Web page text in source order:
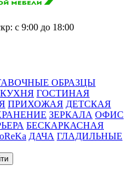
с 9:00 до 18:00
ОБРАЗЦЫ
КУХНЯ ГОСТИНАЯ
ПРИХОЖАЯ ДЕТСКАЯ
ЗЕРКАЛА ОФИС
БЕСКАРКАСНАЯ
ДАЧА ГЛАДИЛЬНЫЕ